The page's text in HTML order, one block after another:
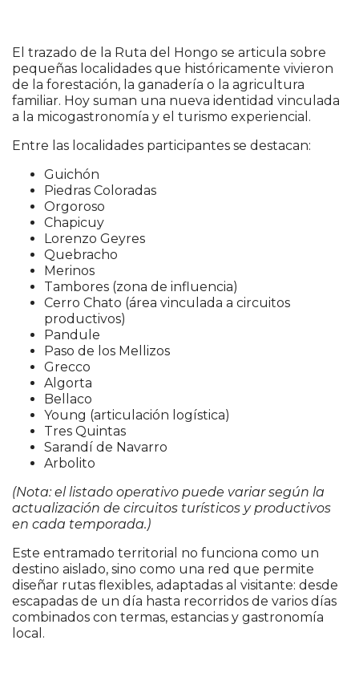
El trazado de la Ruta del Hongo se articula sobre
pequeñas localidades que históricamente vivieron
de la forestación, la ganadería o la agricultura
familiar. Hoy suman una nueva identidad vinculada
a la micogastronomía y el turismo experiencial.
Entre las localidades participantes se destacan:
Guichón
Piedras Coloradas
Orgoroso
Chapicuy
Lorenzo Geyres
Quebracho
Merinos
Tambores (zona de influencia)
Cerro Chato (área vinculada a circuitos
productivos)
Pandule
Paso de los Mellizos
Grecco
Algorta
Bellaco
Young (articulación logística)
Tres Quintas
Sarandí de Navarro
Arbolito
(Nota: el listado operativo puede variar según la
actualización de circuitos turísticos y productivos
en cada temporada.)
Este entramado territorial no funciona como un
destino aislado, sino como una red que permite
diseñar rutas flexibles, adaptadas al visitante: desde
escapadas de un día hasta recorridos de varios días
combinados con termas, estancias y gastronomía
local.